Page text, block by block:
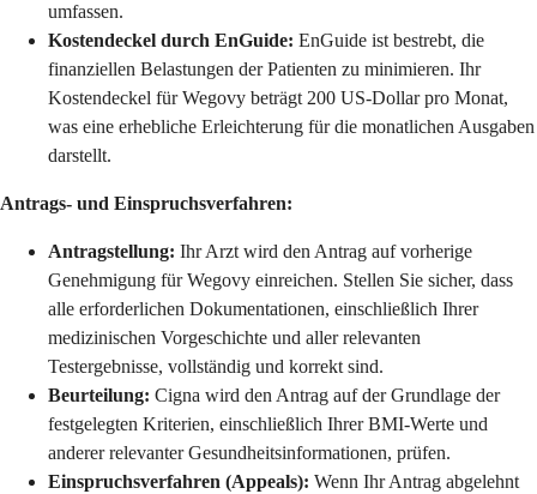
umfassen.
Kostendeckel durch EnGuide: EnGuide ist bestrebt, die
finanziellen Belastungen der Patienten zu minimieren. Ihr
Kostendeckel für Wegovy beträgt 200 US-Dollar pro Monat,
was eine erhebliche Erleichterung für die monatlichen Ausgaben
darstellt.
Antrags- und Einspruchsverfahren:
Antragstellung: Ihr Arzt wird den Antrag auf vorherige
Genehmigung für Wegovy einreichen. Stellen Sie sicher, dass
alle erforderlichen Dokumentationen, einschließlich Ihrer
medizinischen Vorgeschichte und aller relevanten
Testergebnisse, vollständig und korrekt sind.
Beurteilung: Cigna wird den Antrag auf der Grundlage der
festgelegten Kriterien, einschließlich Ihrer BMI-Werte und
anderer relevanter Gesundheitsinformationen, prüfen.
Einspruchsverfahren (Appeals): Wenn Ihr Antrag abgelehnt